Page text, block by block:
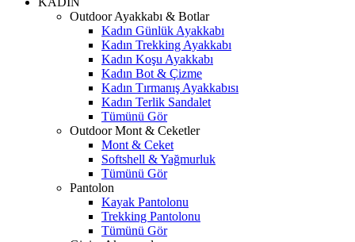
Outdoor Ayakkabı & Botlar
Kadın Günlük Ayakkabı
Kadın Trekking Ayakkabı
Kadın Koşu Ayakkabı
Kadın Bot & Çizme
Kadın Tırmanış Ayakkabısı
Kadın Terlik Sandalet
Tümünü Gör
Outdoor Mont & Ceketler
Mont & Ceket
Softshell & Yağmurluk
Tümünü Gör
Pantolon
Kayak Pantolonu
Trekking Pantolonu
Tümünü Gör